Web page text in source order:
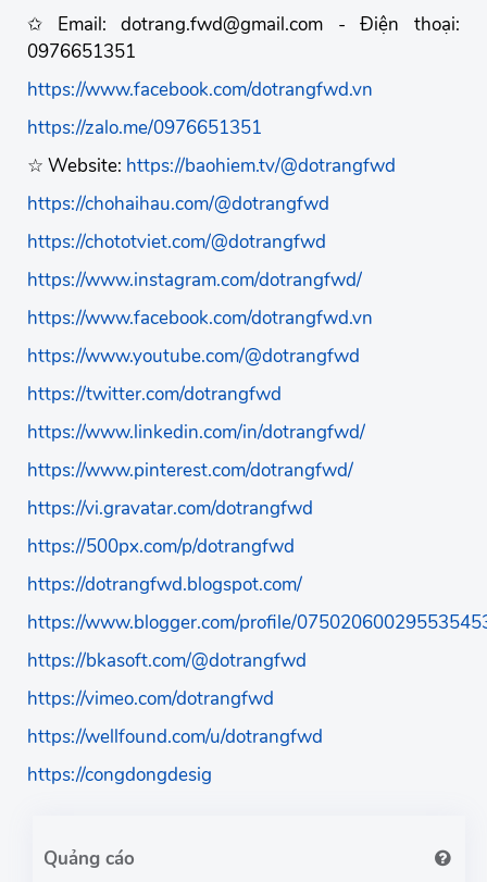
✩ Email: dotrang.fwd@gmail.com - Điện thoại:
0976651351
https://www.facebook.com/dotrangfwd.vn
https://zalo.me/0976651351
☆ Website: https://baohiem.tv/@dotrangfwd
https://chohaihau.com/@dotrangfwd
https://chototviet.com/@dotrangfwd
https://www.instagram.com/dotrangfwd/
https://www.facebook.com/dotrangfwd.vn
https://www.youtube.com/@dotrangfwd
https://twitter.com/dotrangfwd
https://www.linkedin.com/in/dotrangfwd/
https://www.pinterest.com/dotrangfwd/
https://vi.gravatar.com/dotrangfwd
https://500px.com/p/dotrangfwd
https://dotrangfwd.blogspot.com/
https://www.blogger.com/profile/
https://bkasoft.com/@dotrangfwd
https://vimeo.com/dotrangfwd
https://wellfound.com/u/dotrangfwd
https://congdongdesig